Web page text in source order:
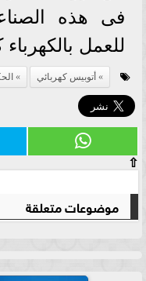
فى هذه
للعمل
أتوبيس كهربائي
⇧
موضوعات متعلقة